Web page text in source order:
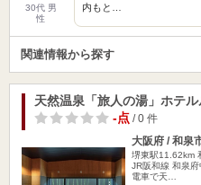
30代 男
性
内もと…
関連情報から探す
天然温泉「旅人の湯」ホテ
-点/ 0 件
大阪府 / 和泉
堺東駅11.62km
JR阪和線 和泉
電車で天…